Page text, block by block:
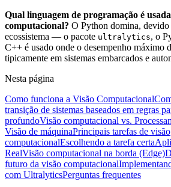
Qual linguagem de programação é
computacional? O Python domina, devido
ecossistema — o pacote ultralytics, o
C++ é usado onde o desempenho máximo
tipicamente em sistemas embarcados e
Nesta página
Como funciona a Visão Computacional
transição de sistemas baseados em regras
profundoVisão computacional vs.
Visão de máquinaPrincipais tarefas de visão
computacionalEscolhendo a tarefa certa
RealVisão computacional na borda (Edge)
futuro da visão computacional
com UltralyticsPerguntas frequentes